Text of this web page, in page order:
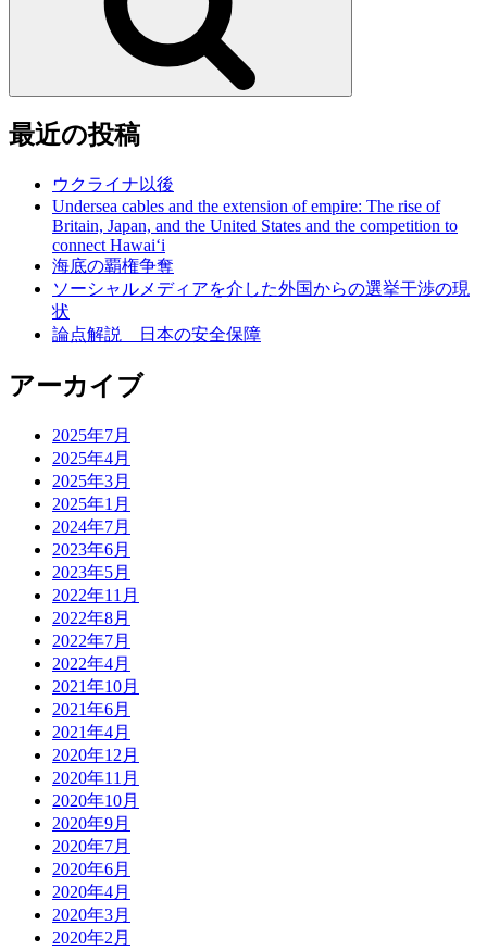
最近の投稿
ウクライナ以後
Undersea cables and the extension of empire: The rise of
Britain, Japan, and the United States and the competition to
connect Hawai‘i
海底の覇権争奪
ソーシャルメディアを介した外国からの選挙干渉の現
状
論点解説 日本の安全保障
アーカイブ
2025年7月
2025年4月
2025年3月
2025年1月
2024年7月
2023年6月
2023年5月
2022年11月
2022年8月
2022年7月
2022年4月
2021年10月
2021年6月
2021年4月
2020年12月
2020年11月
2020年10月
2020年9月
2020年7月
2020年6月
2020年4月
2020年3月
2020年2月